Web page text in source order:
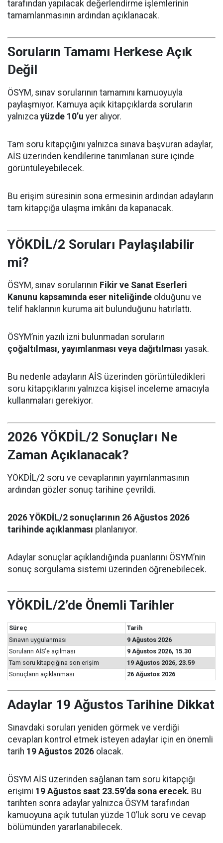
tarafından yapılacak değerlendirme işlemlerinin
tamamlanmasının ardından açıklanacak.
Soruların Tamamı Herkese Açık
Değil
ÖSYM, sınav sorularının tamamını kamuoyuyla
paylaşmıyor. Kamuya açık kitapçıklarda soruların
yalnızca yüzde 10’u yer alıyor.
Tam soru kitapçığını yalnızca sınava başvuran adaylar,
AİS üzerinden kendilerine tanımlanan süre içinde
görüntüleyebilecek.
Bu erişim süresinin sona ermesinin ardından adayların
tam kitapçığa ulaşma imkânı da kapanacak.
YÖKDİL/2 Soruları Paylaşılabilir
mi?
ÖSYM, sınav sorularının Fikir ve Sanat Eserleri
Kanunu kapsamında eser niteliğinde olduğunu ve
telif haklarının kuruma ait bulunduğunu hatırlattı.
ÖSYM’nin yazılı izni bulunmadan soruların
çoğaltılması, yayımlanması veya dağıtılması yasak.
Bu nedenle adayların AİS üzerinden görüntüledikleri
soru kitapçıklarını yalnızca kişisel inceleme amacıyla
kullanmaları gerekiyor.
2026 YÖKDİL/2 Sonuçları Ne
Zaman Açıklanacak?
YÖKDİL/2 soru ve cevaplarının yayımlanmasının
ardından gözler sonuç tarihine çevrildi.
2026 YÖKDİL/2 sonuçlarının 26 Ağustos 2026
tarihinde açıklanması planlanıyor.
Adaylar sonuçlar açıklandığında puanlarını ÖSYM’nin
sonuç sorgulama sistemi üzerinden öğrenebilecek.
YÖKDİL/2’de Önemli Tarihler
Süreç
Tarih
Sınavın uygulanması
9 Ağustos 2026
Soruların AİS’e açılması
9 Ağustos 2026, 15.30
Tam soru kitapçığına son erişim
19 Ağustos 2026, 23.59
Sonuçların açıklanması
26 Ağustos 2026
Adaylar 19 Ağustos Tarihine Dikkat
Sınavdaki soruları yeniden görmek ve verdiği
cevapları kontrol etmek isteyen adaylar için en önemli
tarih 19 Ağustos 2026 olacak.
ÖSYM AİS üzerinden sağlanan tam soru kitapçığı
erişimi 19 Ağustos saat 23.59’da sona erecek. Bu
tarihten sonra adaylar yalnızca ÖSYM tarafından
kamuoyuna açık tutulan yüzde 10’luk soru ve cevap
bölümünden yararlanabilecek.